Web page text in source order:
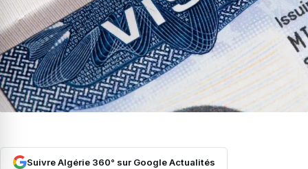
Suivre Algérie 360° sur Google Actualités